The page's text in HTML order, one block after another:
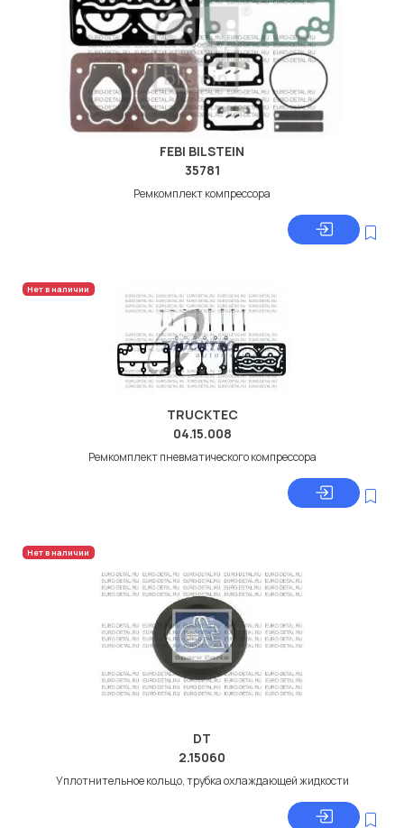
FEBI BILSTEIN
35781
Ремкомплект компрессора
Нет в наличии
TRUCKTEC
04.15.008
Ремкомплект пневматического компрессора
Нет в наличии
DT
2.15060
Уплотнительное кольцо, трубка охлаждающей жидкости